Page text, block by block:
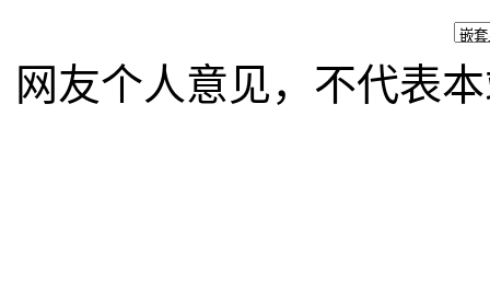
网友个人意见，不代表